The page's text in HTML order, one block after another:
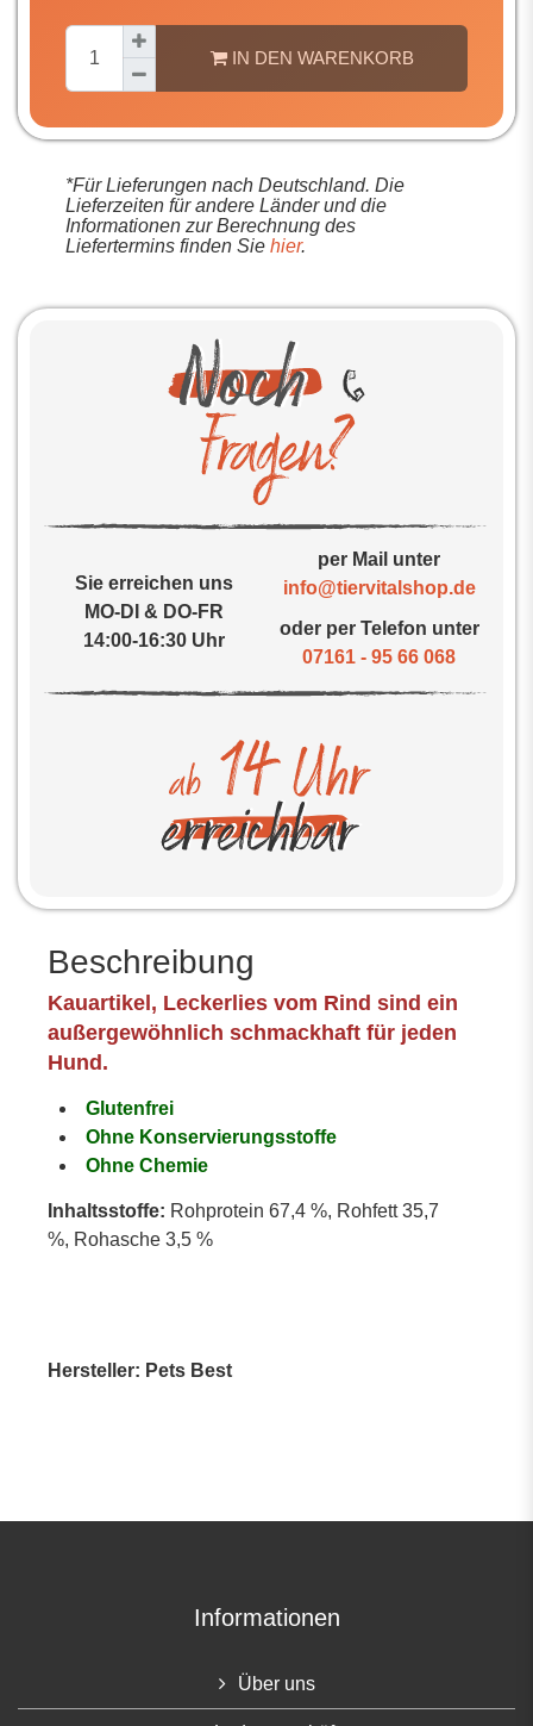
IN DEN WARENKORB
*Für Lieferungen nach Deutschland. Die
Lieferzeiten für andere Länder und die
Informationen zur Berechnung des
Liefertermins finden Sie hier.
Sie erreichen uns
MO-DI & DO-FR
14:00-16:30 Uhr
per Mail unter
info@tiervitalshop.de
oder per Telefon unter
07161 - 95 66 068
Beschreibung
Kauartikel, Leckerlies vom Rind sind ein
außergewöhnlich schmackhaft für jeden
Hund.
Glutenfrei
Ohne Konservierungsstoffe
Ohne Chemie
Inhaltsstoffe: Rohprotein 67,4 %, Rohfett 35,7
%, Rohasche 3,5 %
Hersteller: Pets Best
Informationen
Über uns